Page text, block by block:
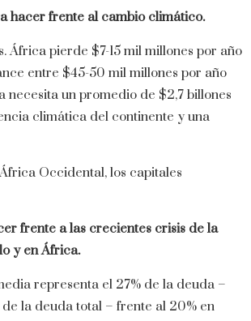
hacer frente al cambio climático.
África pierde $7-15 mil millones por año
entre $45-50 mil millones por año
un promedio de $2,7 billones
climática del continente y una
Occidental, los capitales
frente a las crecientes crisis de la
y en África.
representa el 27% de la deuda –
la deuda total – frente al 20% en